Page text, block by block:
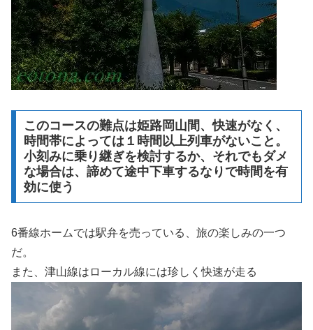
このコースの難点は姫路岡山間、快速がなく、
時間帯によっては１時間以上列車がないこと。
小刻みに乗り継ぎを検討するか、それでもダメ
な場合は、諦めて途中下車するなりで時間を有
効に使う
6番線ホームでは駅弁を売っている、旅の楽しみの一つ
だ。
また、津山線はローカル線には珍しく快速が走る